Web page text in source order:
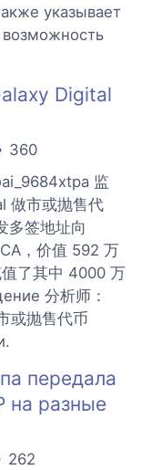
указывает
возможность
Digital
360
监
做市或抛售代
多签地址向
，价值 592 万
了其中 4000 万
分析师：
或抛售代币
передала
на разные
262